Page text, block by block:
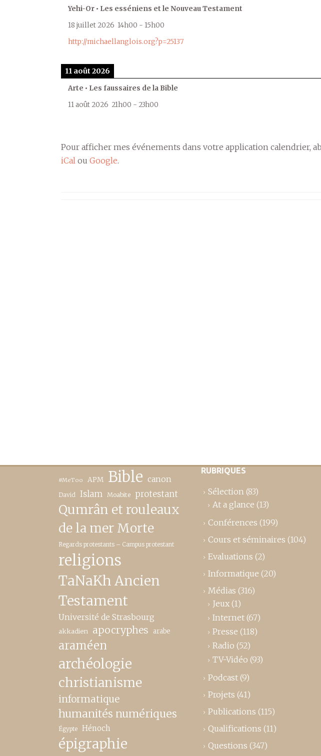
Yehi-Or • Les esséniens et le Nouveau Testament
18 juillet 2026 14h00 - 15h00
http://michaellanglois.org?p=25137
11 août 2026
Arte • Les faussaires de la Bible
11 août 2026 21h00 - 23h00
Pour afficher mes événements dans votre application calendrier,
iCal ou Google.
#MeToo APM Bible canon
David Islam Moabite protestant
Qumrân et rouleaux
de la mer Morte
Regards protestants – Campus protestant
religions
TaNaKh Ancien
Testament
Université de Strasbourg
akkadien apocryphes arabe
araméen
archéologie
christianisme
informatique
humanités numériques
Égypte Hénoch
épigraphie
RUBRIQUES
Sélection (83)
At a glance (13)
Conférences (199)
Cours et séminaires (104)
Evaluations (2)
Informatique (20)
Médias (316)
Jeux (1)
Internet (67)
Presse (118)
Radio (52)
TV-Vidéo (93)
Podcast (9)
Projets (41)
Publications (115)
Qualifications (11)
Questions (347)